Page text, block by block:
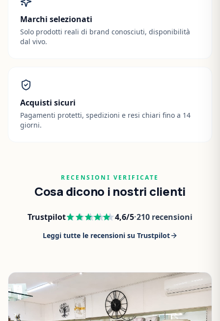
Marchi selezionati
Solo prodotti reali di brand conosciuti, disponibilità
dal vivo.
Acquisti sicuri
Pagamenti protetti, spedizioni e resi chiari fino a 14
giorni.
RECENSIONI VERIFICATE
Cosa dicono i nostri clienti
Trustpilot 4,6/5·210 recensioni
Leggi tutte le recensioni su Trustpilot